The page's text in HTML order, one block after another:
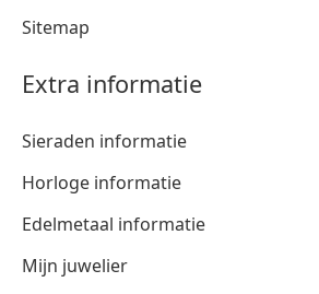
Sitemap
Extra informatie
Sieraden informatie
Horloge informatie
Edelmetaal informatie
Mijn juwelier